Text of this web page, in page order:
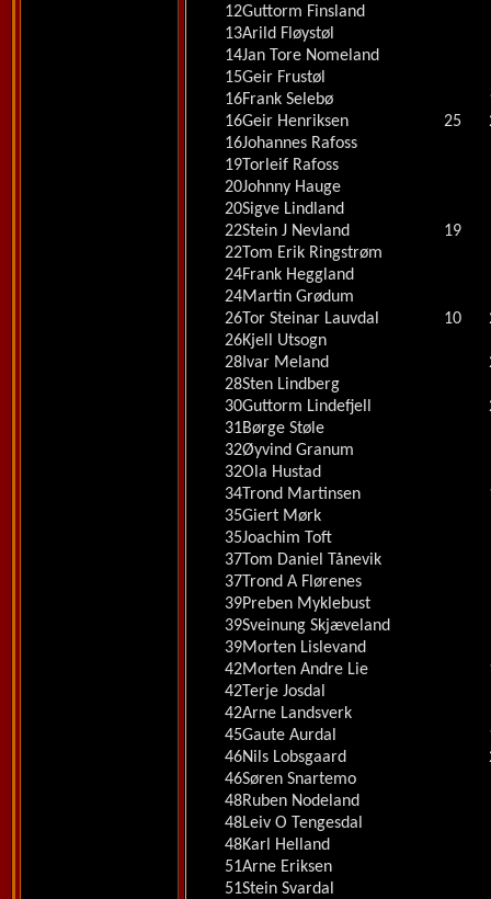
12Guttorm Finsland
13Arild Fløystøl
14Jan Tore Nomeland
15Geir Frustøl
16Frank Selebø
16Geir Henriksen 25
16Johannes Rafoss
19Torleif Rafoss
20Johnny Hauge
20Sigve Lindland
22Stein J Nevland
19
22Tom Erik Ringstrøm
24Frank Heggland
24Martin Grødum
26Tor Steinar Lauvdal 10
26Kjell Utsogn
28 Ivar Meland
28Sten Lindberg
30Guttorm Lindefjell
31Børge Støle
32Øyvind Granum
32Ola Hustad
34Trond Martinsen
35Giert Mørk
35Joachim Toft
37Tom Daniel Tånevik
37Trond A Flørenes
39Preben Myklebust
39Sveinung Skjæveland
39Morten Lislevand
42Morten Andre Lie
42Terje Josdal
42Arne Landsverk
45Gaute Aurdal
46Nils Lobsgaard
46Søren Snartemo
48Ruben Nodeland
48Leiv O Tengesdal
48Karl Helland
51Arne Eriksen
51Stein Svardal